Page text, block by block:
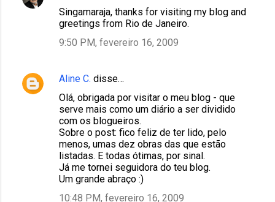
Singamaraja, thanks for visiting my blog and
greetings from Rio de Janeiro.
9:50 PM, fevereiro 16, 2009
Aline C. disse…
Olá, obrigada por visitar o meu blog - que
serve mais como um diário a ser dividido
com os blogueiros.
Sobre o post: fico feliz de ter lido, pelo
menos, umas dez obras das que estão
listadas. E todas ótimas, por sinal.
Já me tornei seguidora do teu blog.
Um grande abraço :)
10:48 PM, fevereiro 16, 2009